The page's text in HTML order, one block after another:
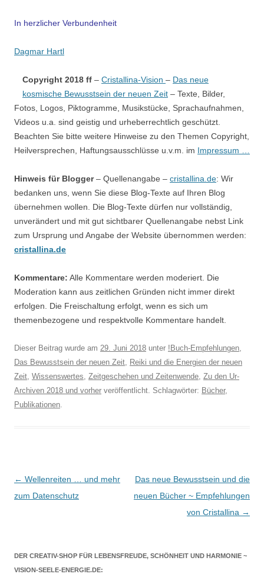
In herzlicher Verbundenheit
Dagmar Hartl
Copyright 2018 ff – Cristallina-Vision – Das neue
kosmische Bewusstsein der neuen Zeit – Texte, Bilder,
Fotos, Logos, Piktogramme, Musikstücke, Sprachaufnahmen,
Videos u.a. sind geistig und urheberrechtlich geschützt.
Beachten Sie bitte weitere Hinweise zu den Themen Copyright,
Heilversprechen, Haftungsausschlüsse u.v.m. im Impressum …
Hinweis für Blogger– Quellenangabe – cristallina.de: Wir
bedanken uns, wenn Sie diese Blog-Texte auf Ihren Blog
übernehmen wollen. Die Blog-Texte dürfen nur vollständig,
unverändert und mit gut sichtbarer Quellenangabe nebst Link
zum Ursprung und Angabe der Website übernommen werden:
cristallina.de
Kommentare: Alle Kommentare werden moderiert. Die
Moderation kann aus zeitlichen Gründen nicht immer direkt
erfolgen. Die Freischaltung erfolgt, wenn es sich um
themenbezogene und respektvolle Kommentare handelt.
Dieser Beitrag wurde am 29. Juni 2018 unter !Buch-Empfehlungen,
Das Bewusstsein der neuen Zeit, Reiki und die Energien der neuen
Zeit, Wissenswertes, Zeitgeschehen und Zeitenwende, Zu den Ur-
Archiven 2018 und vorher veröffentlicht. Schlagwörter: Bücher,
Publikationen.
Beitragsnavigation
← Wellenreiten … und mehr
zum Datenschutz
Das neue Bewusstsein und die
neuen Bücher ~ Empfehlungen
von Cristallina →
DER CREATIV-SHOP FÜR LEBENSFREUDE, SCHÖNHEIT UND HARMONIE ~
VISION-SEELE-ENERGIE.DE: